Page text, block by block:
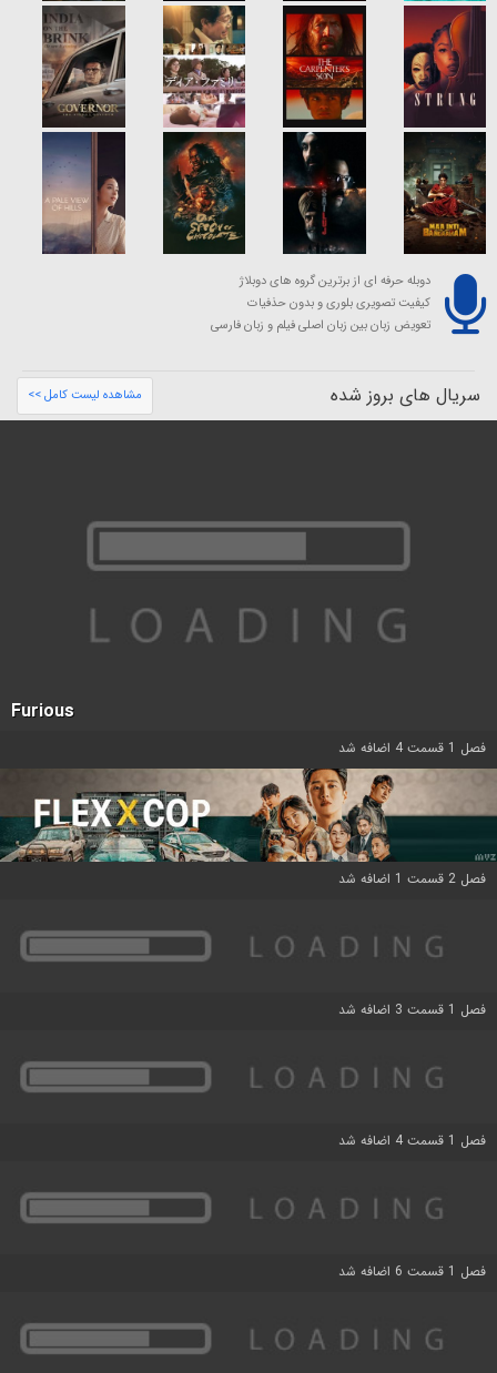
دوبله حرفه ای از برترین گروه های دوبلاژ
کیفیت تصویری بلوری و بدون حذفیات
تعویض زبان بین زبان اصلی فیلم و زبان فارسی
سریال های بروز شده مشاهده لیست کامل >>
Furious
فصل 1 قسمت 4 اضافه شد
فصل 2 قسمت 1 اضافه شد
فصل 1 قسمت 3 اضافه شد
فصل 1 قسمت 4 اضافه شد
فصل 1 قسمت 6 اضافه شد